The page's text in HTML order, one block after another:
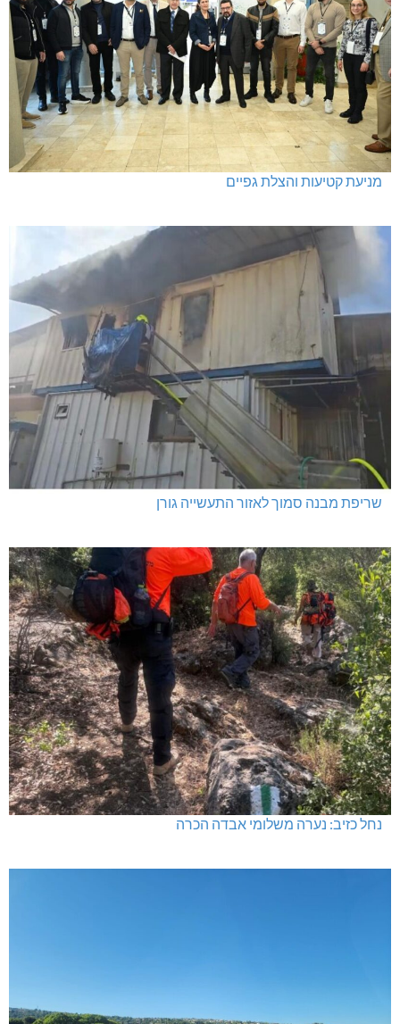
מניעת קטיעות והצלת גפיים
שריפת מבנה סמוך לאזור התעשייה גורן
נחל כזיב: נערה משלומי אבדה הכרה